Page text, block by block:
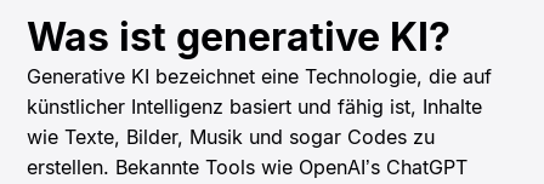
Was ist generative KI?
Generative KI bezeichnet eine Technologie, die auf
künstlicher Intelligenz basiert und fähig ist, Inhalte
wie Texte, Bilder, Musik und sogar Codes zu
erstellen. Bekannte Tools wie OpenAI’s ChatGPT